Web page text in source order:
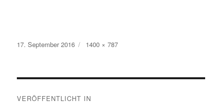
Veröffentlicht
17. September 2016 Originalgröße
1400 × 787
VERÖFFENTLICHT IN